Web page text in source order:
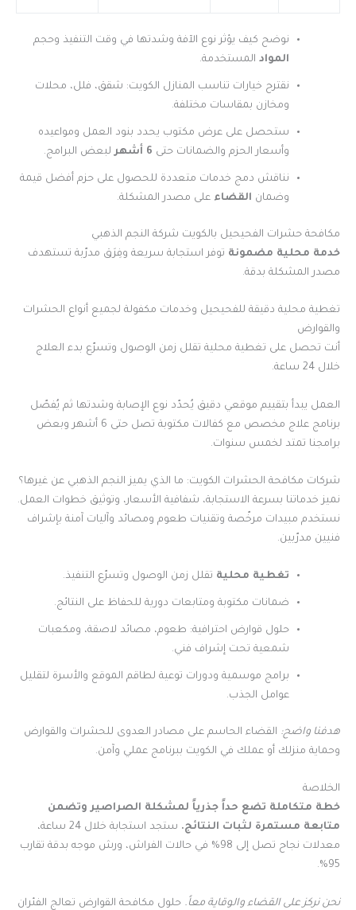
نوضح كيف يؤثر نوع الآفة وشدتها في وقت التنفيذ وحجم
الموادالمستخدمة.
نقترح خيارات تناسب المنازل الكويت: شقق، فلل، محلات
ومخازن بمقاسات مختلفة.
ستحصل على عرض مكتوب يحدد بنود العمل ومواعيده
وأسعار الحزم والضمانات حتى 6 أشهر لبعض البرامج.
نناقش دمج خدمات متعددة للحصول على حزم أفضل قيمة
وضمان القضاء على مصدر المشكلة.
مكافحة حشرات الفحيحيل بالكويت شركة النجم الذهبي
خدمة محلية مضمونة توفر استجابة سريعة وفِرَق مدرّبة تستهدف
مصدر المشكلة بدقة.
تغطية محلية دقيقة للفحيحيل وخدمات مكفولة لجميع أنواع الحشرات
والقوارض
أنت تحصل على تغطية محلية تقلل زمن الوصول وتسرّع بدء العلاج
خلال 24 ساعة.
العمل يبدأ بتقييم موقعي دقيق يُحدّد نوع الإصابة وشدتها ثم يُفصّل
برنامج علاج مخصص مع كفالات مكتوبة تصل حتى 6 أشهر وبعض
برامجنا تمتد لخمس سنوات.
شركات مكافحة الحشرات الكويت: ما الذي يميز النجم الذهبي عن غيرها؟
نميز خدماتنا بسرعة الاستجابة، شفافية الأسعار، وتوثيق خطوات العمل.
نستخدم مبيدات مرخّصة وتقنيات طعوم ومصائد وآليات آمنة بإشراف
فنيين مدرّبين.
تغطية محلية تقلل زمن الوصول وتسرّع التنفيذ.
ضمانات مكتوبة ومتابعات دورية للحفاظ على النتائج.
حلول قوارض احترافية: طعوم، مصائد لاصقة، ومكعبات
شمعية تحت إشراف فني.
برامج موسمية ودورات توعية لطاقم الموقع والأسرة لتقليل
عوامل الجذب.
هدفنا واضح: القضاء الحاسم على مصادر العدوى للحشرات والقوارض
وحماية منزلك أو عملك في الكويت ببرنامج عملي وآمن.
الخلاصة
خطة متكاملة تضع حداً جذرياً لمشكلة الصراصير وتضمن
متابعة مستمرة لثبات النتائج.
ستجد استجابة خلال 24 ساعة،
معدلات نجاح تصل إلى 98% في حالات الفراش، ورش موجه بدقة تقارب
95%.
نحن نركز على القضاء والوقاية معاً. حلول مكافحة القوارض تعالج الفئران